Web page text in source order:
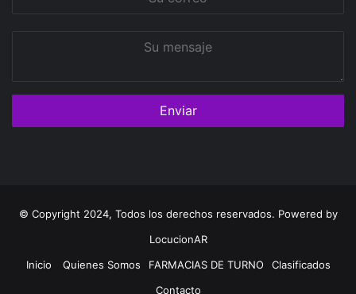
© Copyright 2024, Todos los derechos reservados. Powered by
LocucionAR
Inicio
Quienes Somos FARMACIAS DE TURNO
Clasificados
Contacto